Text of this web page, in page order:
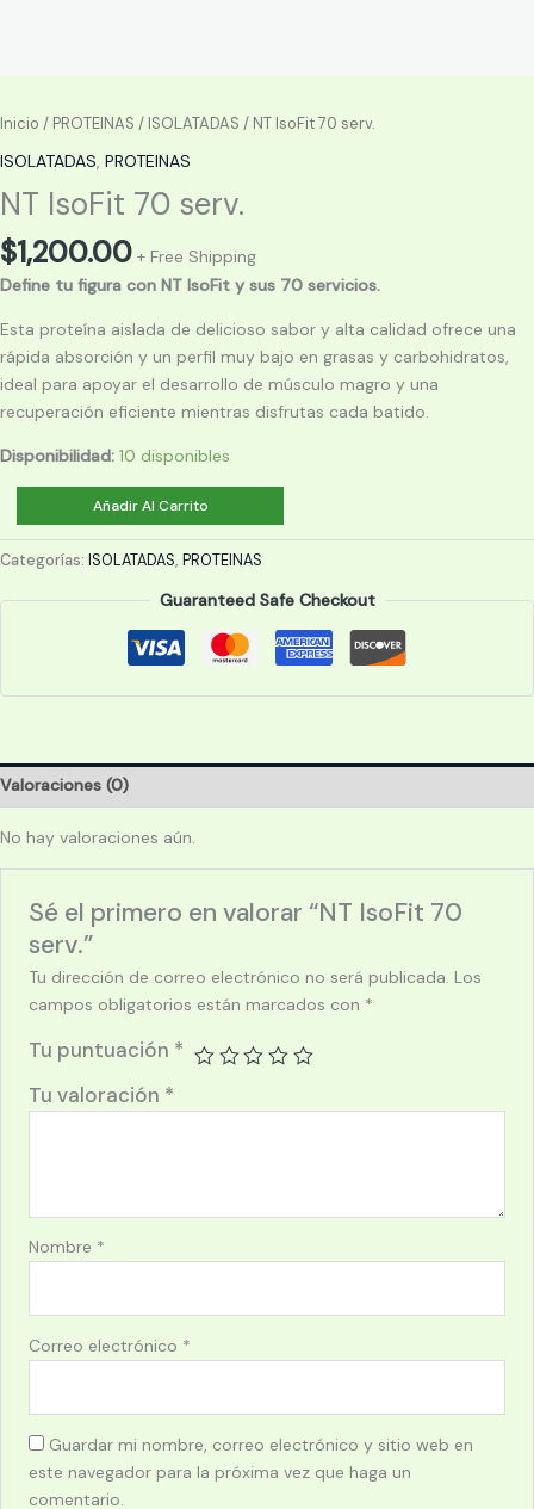
Inicio / PROTEINAS / ISOLATADAS / NT IsoFit 70 serv.
ISOLATADAS, PROTEINAS
NT IsoFit 70 serv.
$1,200.00 + Free Shipping
Define tu figura con NT IsoFit y sus 70 servicios.
Esta proteína aislada de delicioso sabor y alta calidad ofrece una
rápida absorción y un perfil muy bajo en grasas y carbohidratos,
ideal para apoyar el desarrollo de músculo magro y una
recuperación eficiente mientras disfrutas cada batido.
Disponibilidad: 10 disponibles
IsoFit
70
cantidad
Añadir Al Carrito
Categorías: ISOLATADAS, PROTEINAS
Guaranteed Safe Checkout
Valoraciones (0)
No hay valoraciones aún.
Sé el primero en valorar “NT IsoFit 70
serv.”
Tu dirección de correo electrónico no será publicada. Los
campos obligatorios están marcados con *
Tu puntuación *
Tu valoración *
Nombre *
Correo electrónico *
Guardar mi nombre, correo electrónico y sitio web en
este navegador para la próxima vez que haga un
comentario.